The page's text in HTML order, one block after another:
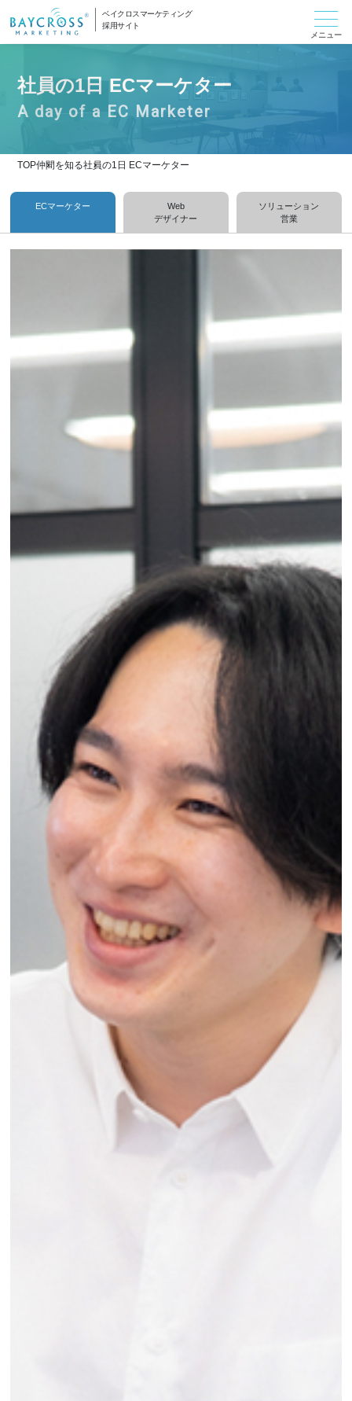
ベイクロスマーケティング
採用サイト
社員の1日 ECマーケター
TOP仲間を知る社員の1日 ECマーケター
ECマーケター
Web
デザイナー
ソリューション
営業